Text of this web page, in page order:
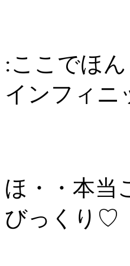
:ここでほん
インフィ
ほ・・本当
びっくり♡